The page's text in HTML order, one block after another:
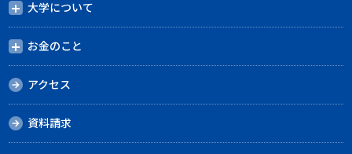
大学について
お金のこと
アクセス
資料請求